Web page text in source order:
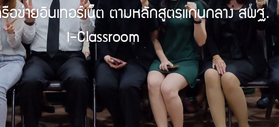
รือข่ายอินเทอร์เน็ต ตามหลักสูตรแกนกลาง สพฐ.
I-Classroom